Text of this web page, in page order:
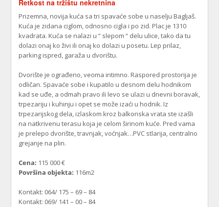
Retkost na tržištu nekretnina
Prizemna, novija kuća sa tri spavaće sobe u naselju Bagljaš.
Kuća je zidana ciglom, odnosno cigla i po zid. Plac je 1310
kvadrata. Kuća se nalazi u “ slepom “ delu ulice, tako da tu
dolazi onaj ko živi ili onaj ko dolazi u posetu. Lep prilaz,
parking ispred, garaža u dvorištu.
Dvorište je ograđeno, veoma intimno. Raspored prostorija je
odličan. Spavaće sobe i kupatilo u desnom delu hodnikom
kad se uđe, a odmah pravo ili levo se ulazi u dnevni boravak,
trpezariju i kuhinju i opet se može izaći u hodnik. Iz
trpezarijskog dela, izlaskom kroz balkonska vrata ste izašli
na natkrivenu terasu koja je celom širinom kuće. Pred vama
je prelepo dvorište, travnjak, voćnjak…PVC stlarija, centralno
grejanje na plin.
Cena: 115 000 €
Površina objekta: 116m2
Kontakt: 064/ 175 – 69 – 84
Kontakt: 069/ 141 – 00 – 84